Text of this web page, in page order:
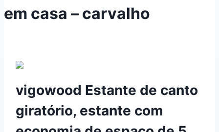
em casa – carvalho
vigowood Estante de canto
giratório, estante com